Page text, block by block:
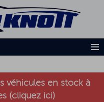
véhicules en stock à
(cliquez ici)